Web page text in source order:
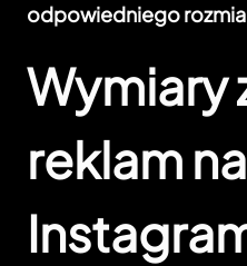
odpowiedniego
Wymiary
reklam na